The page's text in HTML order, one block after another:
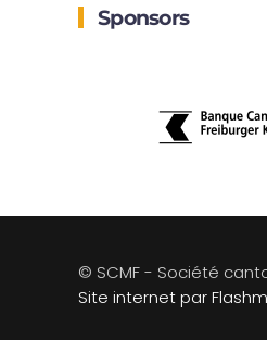
Sponsors
© SCMF - Société
Site internet par